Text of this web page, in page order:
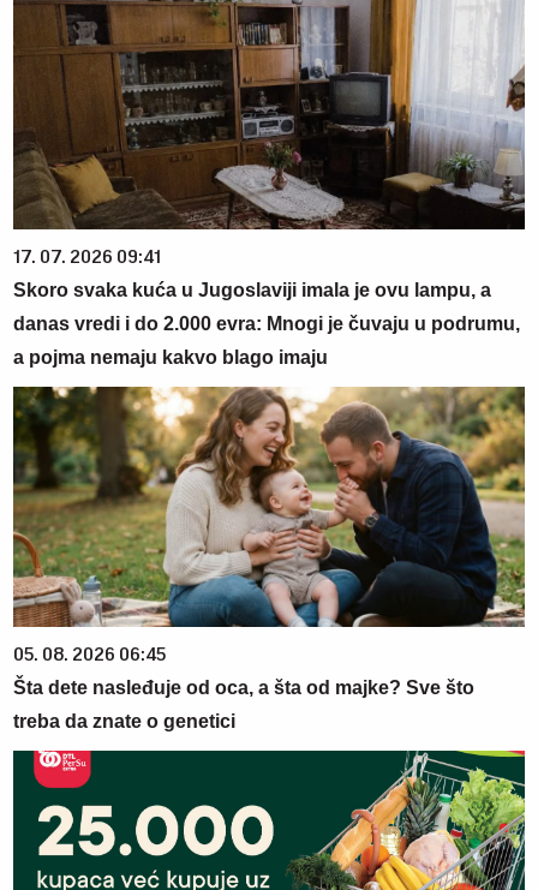
17. 07. 2026 09:41
Skoro svaka kuća u Jugoslaviji imala je ovu lampu, a
danas vredi i do 2.000 evra: Mnogi je čuvaju u podrumu,
a pojma nemaju kakvo blago imaju
05. 08. 2026 06:45
Šta dete nasleđuje od oca, a šta od majke? Sve što
treba da znate o genetici